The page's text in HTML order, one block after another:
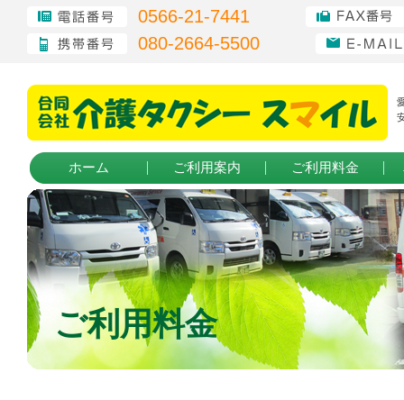
0566-21-7441
080-2664-5500
ホーム ご利用案内 ご利用料金
ご利用料金